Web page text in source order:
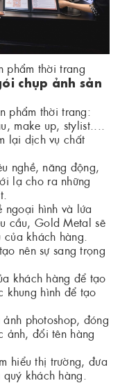
phẩm thời trang
chụp ảnh sản
phẩm thời trang:
make up, stylist....
lại dịch vụ chất
nghề, năng động,
lạ cho ra những
ngoại hình và lứa
cầu, Gold Metal sẽ
khách hàng.
nên sự sang trọng
khách hàng để tạo
khung hình để tạo
photoshop, đóng
ảnh, đổi tên hàng
hiểu thị trường, đưa
khách hàng.